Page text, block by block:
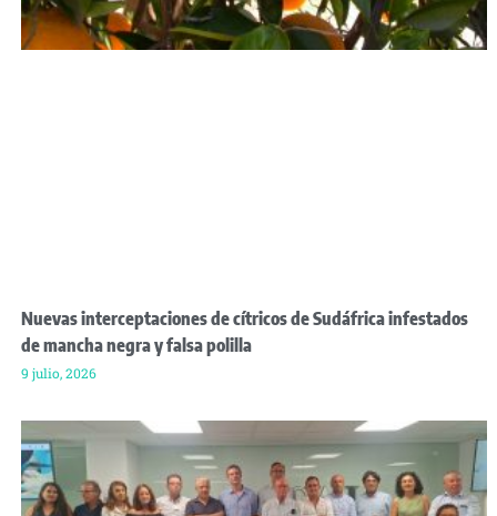
Nuevas interceptaciones de cítricos de Sudáfrica infestados
de mancha negra y falsa polilla
9 julio, 2026